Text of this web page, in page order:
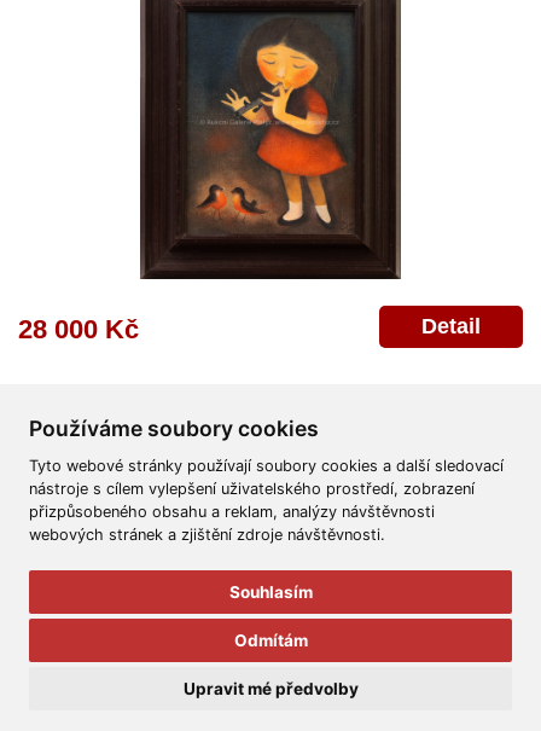
Používáme soubory cookies
Tyto webové stránky používají soubory cookies a další sledovací
nástroje s cílem vylepšení uživatelského prostředí, zobrazení
přizpůsobeného obsahu a reklam, analýzy návštěvnosti
webových stránek a zjištění zdroje návštěvnosti.
Souhlasím
Odmítám
Upravit mé předvolby
28 000 Kč Detail
Všeobecné obchodní podmínky Reklamační řád
Ochrana osobních údajů
Aukční Galerie Platýz
Všechna práva vyhrazena.